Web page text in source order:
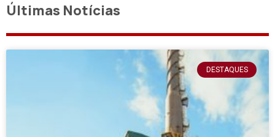
Últimas Notícias
DESTAQUES